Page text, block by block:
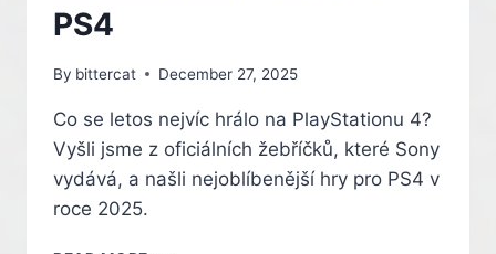
PS4
By bittercat December 27, 2025
Co se letos nejvíc hrálo na PlayStationu 4?
Vyšli jsme z oficiálních žebříčků, které Sony
vydává, a našli nejoblíbenější hry pro PS4 v
roce 2025.